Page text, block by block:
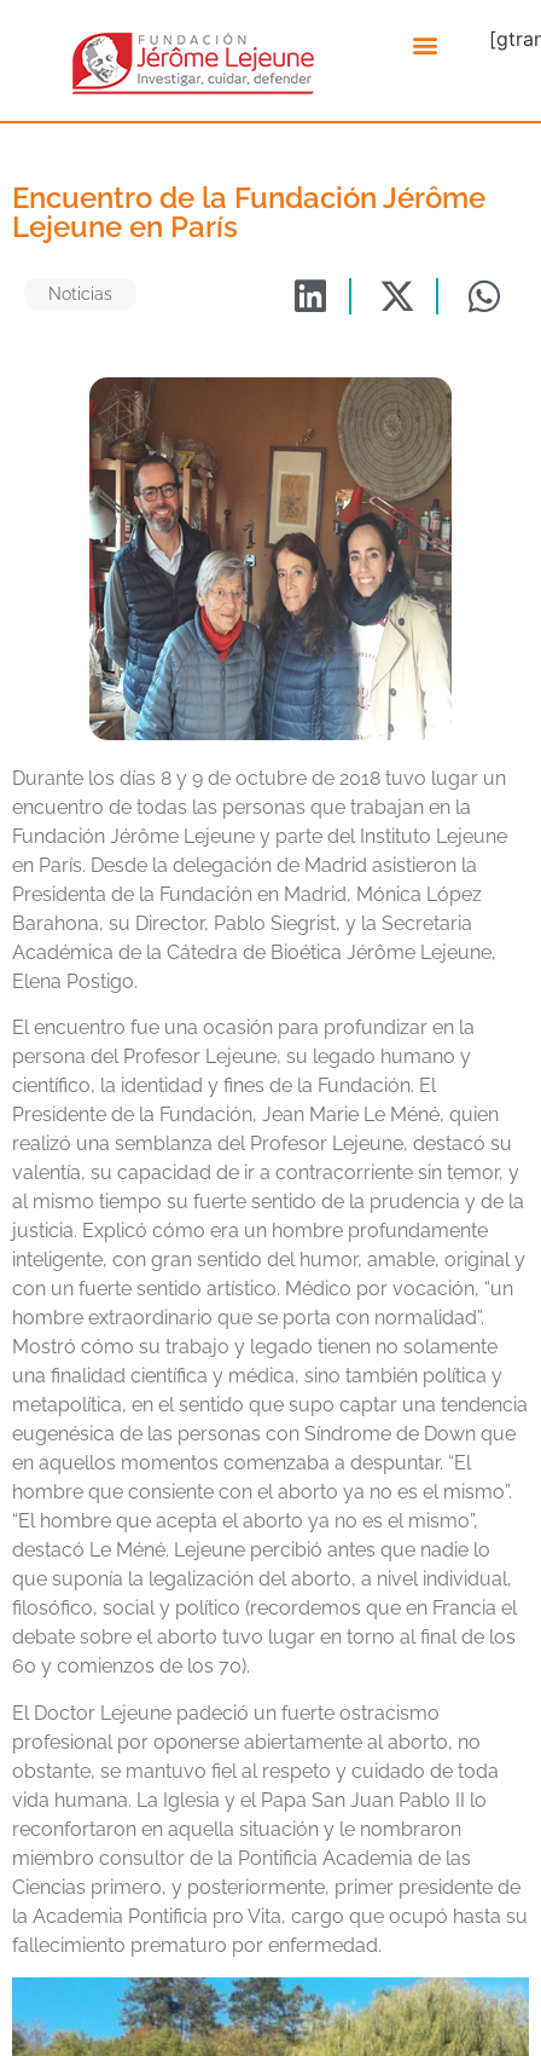
Encuentro de la Fundación Jérôme
Lejeune en París
Noticias
Durante los días 8 y 9 de octubre de 2018 tuvo lugar un
encuentro de todas las personas que trabajan en la
Fundación Jérôme Lejeune y parte del Instituto Lejeune
en París. Desde la delegación de Madrid asistieron la
Presidenta de la Fundación en Madrid, Mónica López
Barahona, su Director, Pablo Siegrist, y la Secretaria
Académica de la Cátedra de Bioética Jérôme Lejeune,
Elena Postigo.
El encuentro fue una ocasión para profundizar en la
persona del Profesor Lejeune, su legado humano y
científico, la identidad y fines de la Fundación. El
Presidente de la Fundación, Jean Marie Le Méné, quien
realizó una semblanza del Profesor Lejeune, destacó su
valentía, su capacidad de ir a contracorriente sin temor, y
al mismo tiempo su fuerte sentido de la prudencia y de la
justicia. Explicó cómo era un hombre profundamente
inteligente, con gran sentido del humor, amable, original y
con un fuerte sentido artístico. Médico por vocación, “un
hombre extraordinario que se porta con normalidad”.
Mostró cómo su trabajo y legado tienen no solamente
una finalidad científica y médica, sino también política y
metapolítica, en el sentido que supo captar una tendencia
eugenésica de las personas con Síndrome de Down que
en aquellos momentos comenzaba a despuntar. “El
hombre que consiente con el aborto ya no es el mismo”.
“El hombre que acepta el aborto ya no es el mismo”,
destacó Le Méné. Lejeune percibió antes que nadie lo
que suponía la legalización del aborto, a nivel individual,
filosófico, social y político (recordemos que en Francia el
debate sobre el aborto tuvo lugar en torno al final de los
60 y comienzos de los 70).
El Doctor Lejeune padeció un fuerte ostracismo
profesional por oponerse abiertamente al aborto, no
obstante, se mantuvo fiel al respeto y cuidado de toda
vida humana. La Iglesia y el Papa San Juan Pablo II lo
reconfortaron en aquella situación y le nombraron
miembro consultor de la Pontificia Academia de las
Ciencias primero, y posteriormente, primer presidente de
la Academia Pontificia pro Vita, cargo que ocupó hasta su
fallecimiento prematuro por enfermedad.